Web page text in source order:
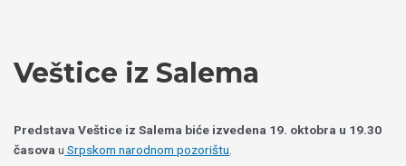
Veštice iz Salema
Predstava Veštice iz Salema biće izvedena 19. oktobra u 19.30
časova u Srpskom narodnom pozorištu